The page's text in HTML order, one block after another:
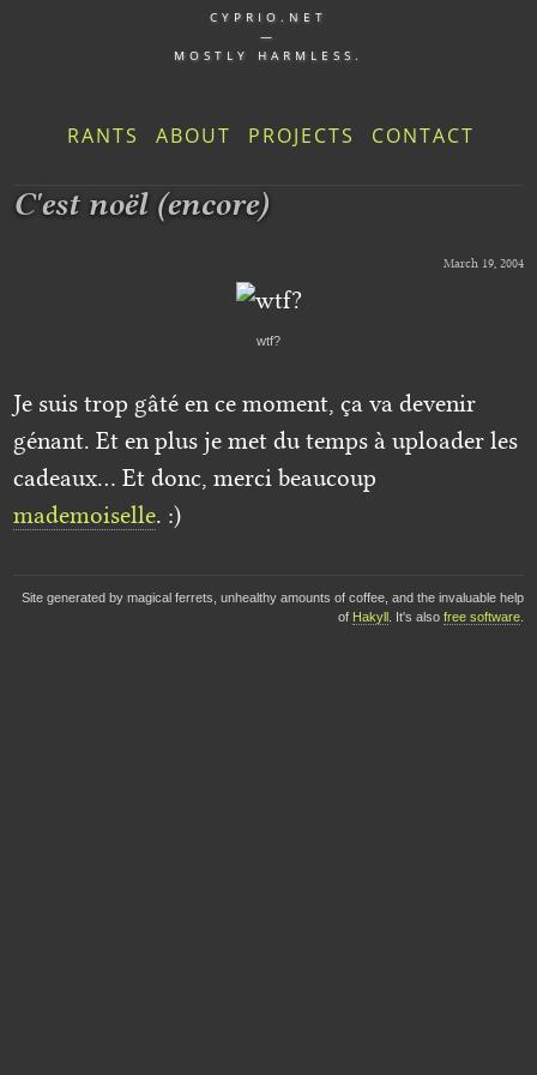
CYPRIO.NET
—
MOSTLY HARMLESS.
RANTS ABOUT PROJECTS CONTACT
C'est noël (encore)
March 19, 2004
wtf?
Je suis trop gâté en ce moment, ça va devenir
génant. Et en plus je met du temps à uploader les
cadeaux… Et donc, merci beaucoup
mademoiselle. :)
Site generated by magical ferrets, unhealthy amounts of coffee, and the invaluable help
of Hakyll. It's also free software.